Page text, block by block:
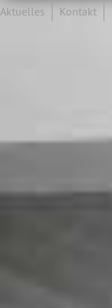
Aktuelles Kontakt